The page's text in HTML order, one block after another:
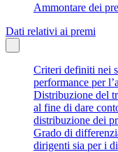
Ammontare dei
Dati relativi ai premi
Criteri definiti nei
performance per
Distribuzione del
al fine di dare
distribuzione dei
Grado di
dirigenti sia per i